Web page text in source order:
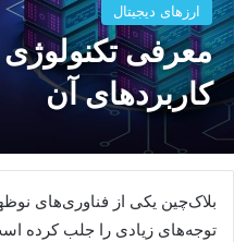
ارزهای دیجیتال
معرفی
کاربردهای آن
بلاک‌چین یکی از فناوری‌های
توجه‌های زیادی را جلب کرده